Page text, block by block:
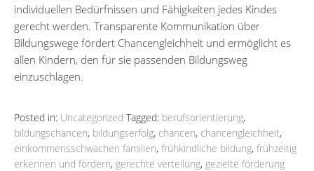
individuellen Bedürfnissen und Fähigkeiten jedes Kindes
gerecht werden. Transparente Kommunikation über
Bildungswege fördert Chancengleichheit und ermöglicht es
allen Kindern, den für sie passenden Bildungsweg
einzuschlagen.
Posted in: Uncategorized Tagged: berufsorientierung,
bildungschancen, bildungserfolg, chancen, chancengleichheit,
einkommensschwachen familien, frühkindliche bildung, frühzeitig
erkennen und fördern, gerechte verteilung, gezielte förderung